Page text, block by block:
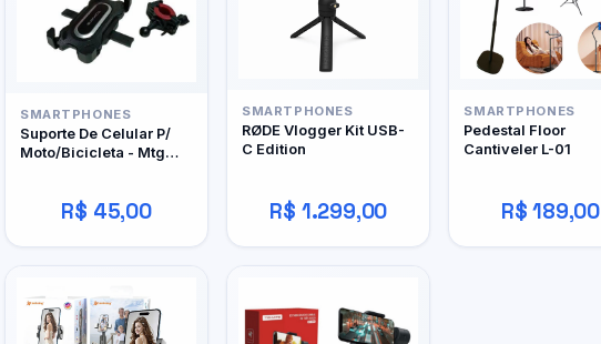
SMARTPHONES
Suporte De Celular P/
Moto/Bicicleta - Mtg
R$ 45,00
SMARTPHONES
RØDE Vlogger Kit USB-
C Edition
R$ 1.299,00
SMARTPHONES
Pedestal Floor
Cantiveler L-01
R$ 189,00